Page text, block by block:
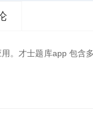
。才士题库app 包含